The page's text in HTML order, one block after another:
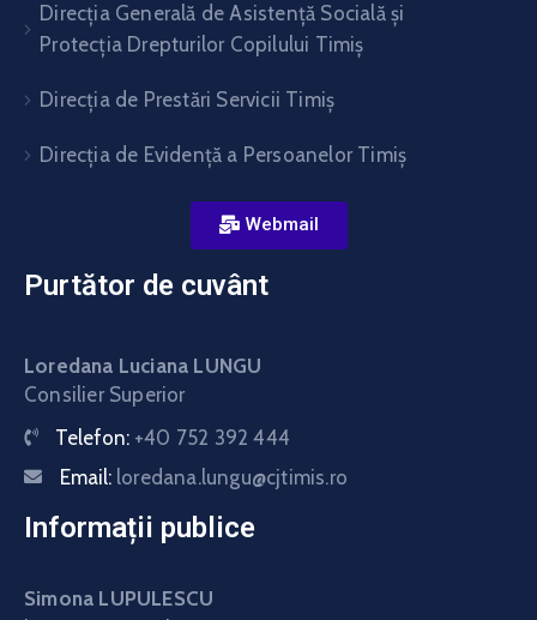
Direcția Generală de Asistență Socială și
Protecția Drepturilor Copilului Timiș
Direcţia de Prestări Servicii Timiş
Direcţia de Evidenţă a Persoanelor Timiş
Webmail
Purtător de cuvânt
Loredana Luciana LUNGU
Consilier Superior
Telefon: +40 752 392 444
Email: loredana.lungu@cjtimis.ro
Informații publice
Simona LUPULESCU